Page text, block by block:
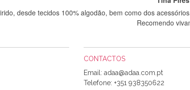
desde tecidos 100% algodão, bem como dos
Recomendo
Sílvia Maria
Informo que recebi hoje a
CONTACTOS
Email:
Telefone: +351 938350622